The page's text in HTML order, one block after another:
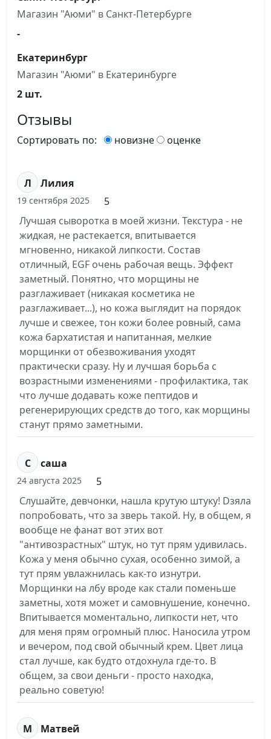
Магазин "Аюми" в Санкт-Петербурге
-
Екатеринбург
Магазин "Аюми" в Екатеринбурге
2 шт.
Отзывы
Сортировать по: новизне оценке
Л Лилия
19 сентября 2025
5
Лучшая сыворотка в моей жизни. Текстура - не
жидкая, не растекается, впитывается
мгновенно, никакой липкости. Состав
отличный, EGF очень рабочая вещь. Эффект
заметный. Понятно, что морщины не
разглаживает (никакая косметика не
разглаживает...), но кожа выглядит на порядок
лучше и свежее, тон кожи более ровный, сама
кожа бархатистая и напитанная, мелкие
морщинки от обезвоживания уходят
практически сразу. Ну и лучшая борьба с
возрастными изменениями - профилактика, так
что лучше додавать коже пептидов и
регенерирующих средств до того, как морщины
станут прямо заметными.
С саша
24 августа 2025
5
Слушайте, девчонки, нашла крутую штуку! Dзяла
попробовать, что за зверь такой. Ну, в общем, я
вообще не фанат вот этих вот
"антивозрастных" штук, но тут прям удивилась.
Кожа у меня обычно сухая, особенно зимой, а
тут прям увлажнилась как-то изнутри.
Морщинки на лбу вроде как стали поменьше
заметны, хотя может и самовнушение, конечно.
Впитывается моментально, липкости нет, что
для меня прям огромный плюс. Наносила утром
и вечером, под свой обычный крем. Цвет лица
стал лучше, как будто отдохнула где-то. В
общем, за свои деньги - просто находка,
реально советую!
М Матвей